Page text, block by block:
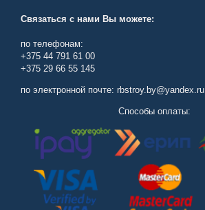
Связаться с нами Вы можете:
по телефонам:
+375 44 791 61 00
+375 29 66 55 145
по электронной почте: rbstroy.by@yandex.ru
Способы оплаты: